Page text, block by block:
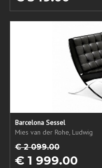
Barcelona Sessel
Mies van der Rohe, Ludwig
€ 2 099.00
€ 1 999.00